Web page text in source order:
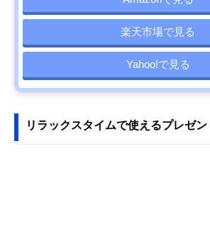
楽天市場で見る
Yahoo!で見る
リラックスタイムで使えるプレゼン